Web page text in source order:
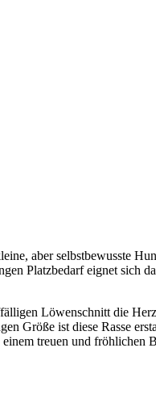
aber selbstbewusste
Platzbedarf eignet sich
Löwenschnitt die
Größe ist diese Rasse
treuen und fröhlichen